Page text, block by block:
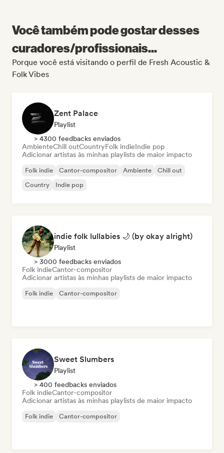
Você também pode gostar desses
curadores/profissionais...
Porque você está visitando o perfil de Fresh Acoustic &
Folk Vibes
Zent Palace
Playlist
> 4300 feedbacks enviados
AmbienteChill outCountryFolk indieIndie pop
Adicionar artistas às minhas playlists de maior impacto
Folk indie Cantor-compositor Ambiente
Chill out
Country
Indie pop
indie folk lullabies 🌙 (by okay alright)
Playlist
> 3000 feedbacks enviados
Folk indieCantor-compositor
Adicionar artistas às minhas playlists de maior impacto
Folk indie Cantor-compositor
Sweet Slumbers
Playlist
> 400 feedbacks enviados
Folk indieCantor-compositor
Adicionar artistas às minhas playlists de maior impacto
Folk indie Cantor-compositor